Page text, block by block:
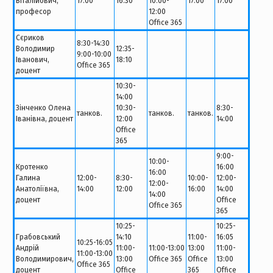
професор
12:00
Office 365
Сєриков
Володимир
Іванович,
доцент
8:30-14:30
9:00-10:00
Office 365
12:35-
18:10
Зінченко Олена
Іванівна, доцент
танков.
10:30-
14:00
10:30-
12:00
Office
365
танков. танков.
8:30-
14:00
Кротенко
Галина
Анатоліївна,
доцент
12:00-
14:00
8:30-
12:00
10:00-
16:00
12:00-
14:00
Office 365
10:00-
16:00
9:00-
16:00
12:00-
14:00
Office
365
Грабовський
Андрій
Володимирович,
доцент
10:25-16:05
11:00-13:00
Office 365
10:25-
14:10
11:00-
13:00
Office
11:00-13:00
Office 365
11:00-
13:00
Office
365
10:25-
16:05
11:00-
13:00
Office